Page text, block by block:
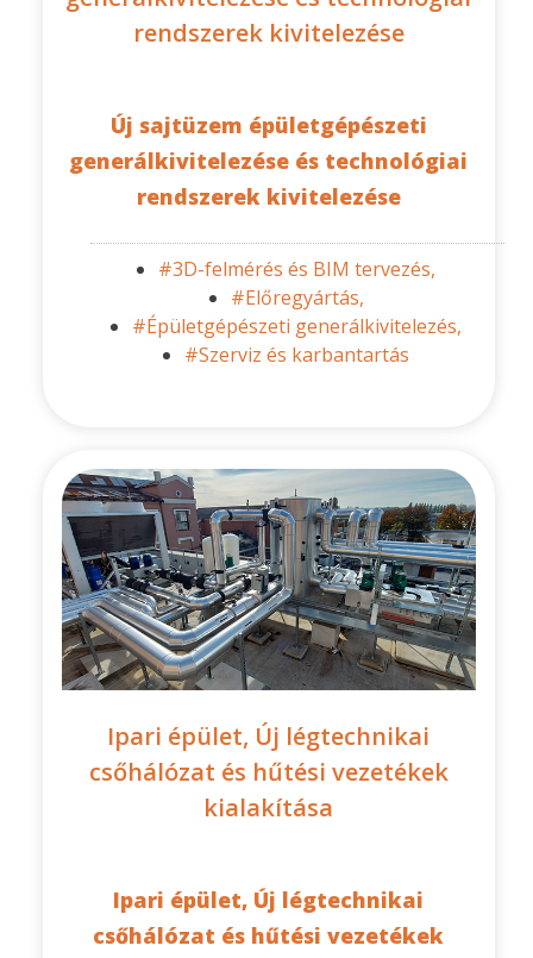
rendszerek kivitelezése
Új sajtüzem épületgépészeti
generálkivitelezése és technológiai
rendszerek kivitelezése
#3D-felmérés és BIM tervezés,
#Előregyártás,
#Épületgépészeti generálkivitelezés,
#Szerviz és karbantartás
Ipari épület, Új légtechnikai
csőhálózat és hűtési vezetékek
kialakítása
Ipari épület, Új légtechnikai
csőhálózat és hűtési vezetékek